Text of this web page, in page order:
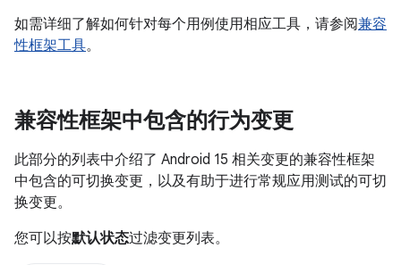
如需详细了解如何针对每个用例使用相应工具，请参阅兼容
性框架工具。
兼容性框架中包含的行为变更
此部分的列表中介绍了 Android 15 相关变更的兼容性框架
中包含的可切换变更，以及有助于进行常规应用测试的可切
换变更。
您可以按默认状态过滤变更列表。